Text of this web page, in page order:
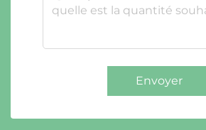
Envoyer